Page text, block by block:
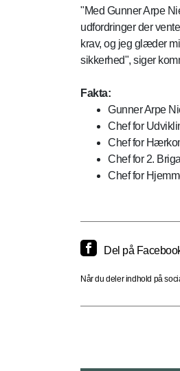
"Med Gunner Arpe
udfordringer der
krav, og jeg glæder
sikkerhed", siger
Fakta:
Gunner Arpe
Chef for
Chef for
Chef for 2.
Chef for
Del på
Når du deler indhold på